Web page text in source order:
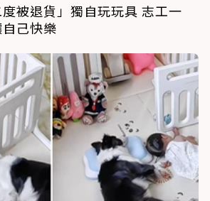
被退貨」獨自玩玩具 志工一
己快樂